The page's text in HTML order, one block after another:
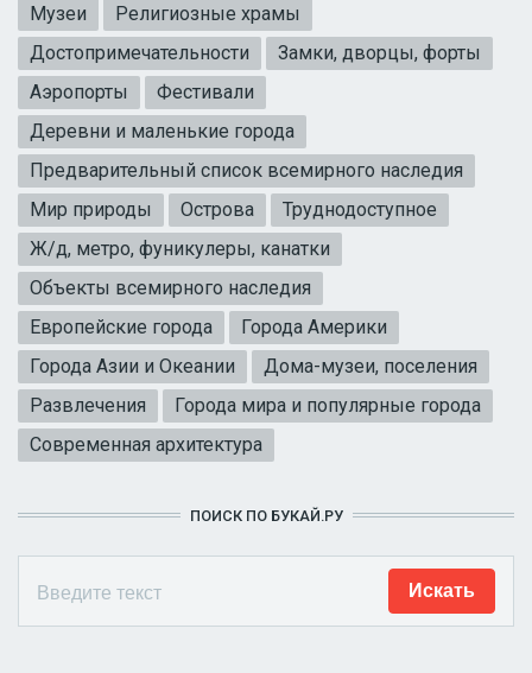
Музеи
Религиозные храмы
Достопримечательности
Замки, дворцы, форты
Аэропорты
Фестивали
Деревни и маленькие города
Предварительный список всемирного наследия
Мир природы
Острова
Труднодоступное
Ж/д, метро, фуникулеры, канатки
Объекты всемирного наследия
Европейские города
Города Америки
Города Азии и Океании
Дома-музеи, поселения
Развлечения
Города мира и популярные города
Современная архитектура
ПОИСК ПО БУКАЙ.РУ